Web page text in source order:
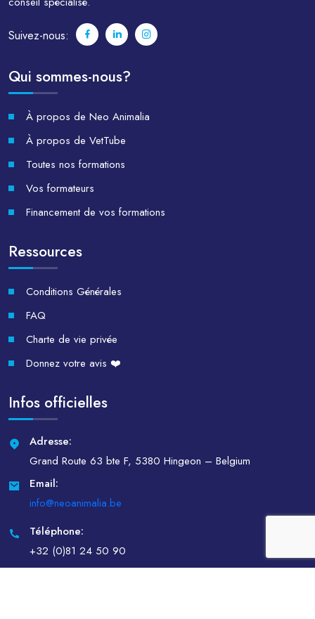
Suivez-nous:
Qui sommes-nous?
À propos de Neo Animalia
À propos de VetTube
Toutes nos formations
Vos formateurs
Financement de vos formations
Ressources
Conditions Générales
FAQ
Charte de vie privée
Donnez votre avis ❤️
Infos officielles
Adresse:
Grand Route 63 bte F, 5380 Hingeon – Belgium
Email:
info@neoanimalia.be
Téléphone:
+32 (0)81 24 50 90